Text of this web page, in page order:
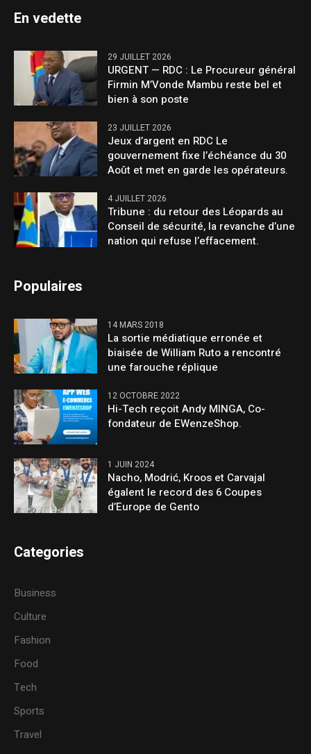
En vedette
29 JUILLET 2026
URGENT — RDC : Le Procureur général
Firmin M’Vonde Mambu reste bel et
bien à son poste
23 JUILLET 2026
Jeux d’argent en RDC Le
gouvernement fixe l’échéance du 30
Août et met en garde les opérateurs.
4 JUILLET 2026
Tribune : du retour des Léopards au
Conseil de sécurité, la revanche d’une
nation qui refuse l’effacement.
Populaires
14 MARS 2018
La sortie médiatique erronée et
biaisée de William Ruto a rencontré
une farouche réplique
12 OCTOBRE 2022
Hi-Tech reçoit Andy MINGA, Co-
fondateur de EWenzeShop.
1 JUIN 2024
Nacho, Modrić, Kroos et Carvajal
égalent le record des 6 Coupes
d’Europe de Gento
Categories
Business
Culture
Fashion
Food
Tech
Sports
Travel